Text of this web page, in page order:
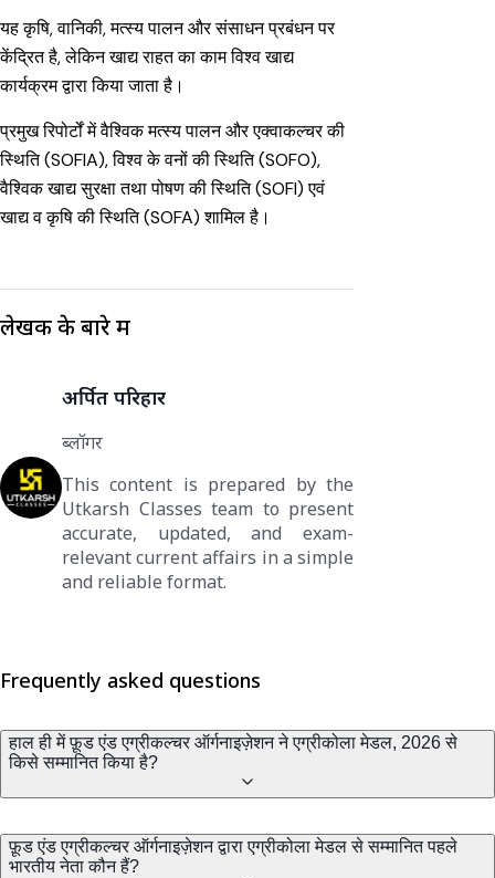
यह कृषि, वानिकी, मत्स्य पालन और संसाधन प्रबंधन पर
केंद्रित है, लेकिन खाद्य राहत का काम विश्व खाद्य
कार्यक्रम द्वारा किया जाता है।
प्रमुख रिपोर्टों में वैश्विक मत्स्य पालन और एक्वाकल्चर की
स्थिति (SOFIA), विश्व के वनों की स्थिति (SOFO),
वैश्विक खाद्य सुरक्षा तथा पोषण की स्थिति (SOFI) एवं
खाद्य व कृषि की स्थिति (SOFA) शामिल है।
लेखक के बारे में
अर्पित परिहार
ब्लॉगर
This content is prepared by the
Utkarsh Classes team to present
accurate, updated, and exam-
relevant current affairs in a simple
and reliable format.
Frequently asked questions
हाल ही में फ़ूड एंड एग्रीकल्चर ऑर्गनाइज़ेशन ने एग्रीकोला मेडल, 2026 से
किसे सम्मानित किया है?
फ़ूड एंड एग्रीकल्चर ऑर्गनाइज़ेशन द्वारा एग्रीकोला मेडल से सम्मानित पहले
भारतीय नेता कौन हैं?